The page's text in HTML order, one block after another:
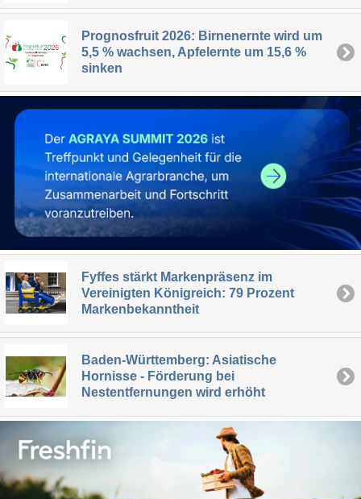
Prognosfruit 2026: Birnenernte wird um
5,5 % wachsen, Apfelernte um 15,6 %
sinken
Fyffes stärkt Markenpräsenz im
Vereinigten Königreich: 79 Prozent
Markenbekanntheit
Baden-Württemberg: Asiatische
Hornisse - Förderung bei
Nestentfernungen wird erhöht